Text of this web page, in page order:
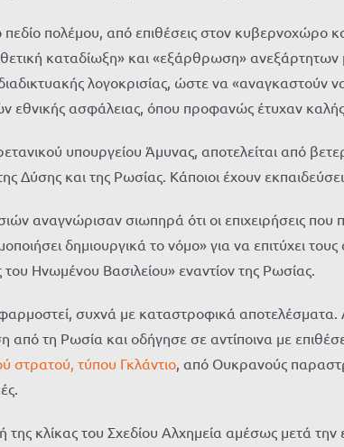
πολέμου, από επιθέσεις στον κυβερνοχώρο
καταδίωξη» και «εξάρθρωση»
λογοκρισίας, ώστε να
εθνικής ασφάλειας, όπου προφανώς έτυχαν
υπουργείου Άμυνας, αποτελείται από
Δύσης και της Ρωσίας. Κάποιοι έχουν
αναγνώρισαν σιωπηρά ότι οι επιχειρήσεις που
δημιουργικά το νόμο» για να επιτύχει
του Ηνωμένου Βασιλείου» εναντίον της Ρωσίας.
συχνά με καταστροφικά
τη Ρωσία και οδήγησε σε αντίποινα με
στρατού, τύπου Γκλάντιο, από Ουκρανούς
κλίκας του Σχεδίου Αλχημεία αμέσως μετά την